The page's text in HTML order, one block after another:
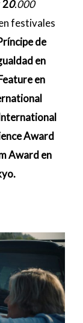
20.000
festivales
de
en
en
Award
Award en